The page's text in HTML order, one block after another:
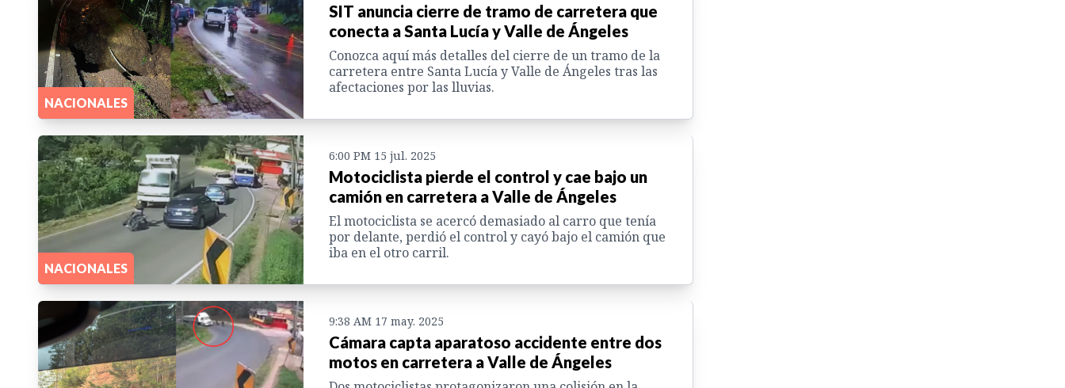
NACIONALES
SIT anuncia cierre de tramo de carretera que
conecta a Santa Lucía y Valle de Ángeles
Conozca aquí más detalles del cierre de un tramo de la
carretera entre Santa Lucía y Valle de Ángeles tras las
afectaciones por las lluvias.
NACIONALES
6:00 PM 15 jul. 2025
Motociclista pierde el control y cae bajo un
camión en carretera a Valle de Ángeles
El motociclista se acercó demasiado al carro que tenía
por delante, perdió el control y cayó bajo el camión que
iba en el otro carril.
9:38 AM 17 may. 2025
Cámara capta aparatoso accidente entre dos
motos en carretera a Valle de Ángeles